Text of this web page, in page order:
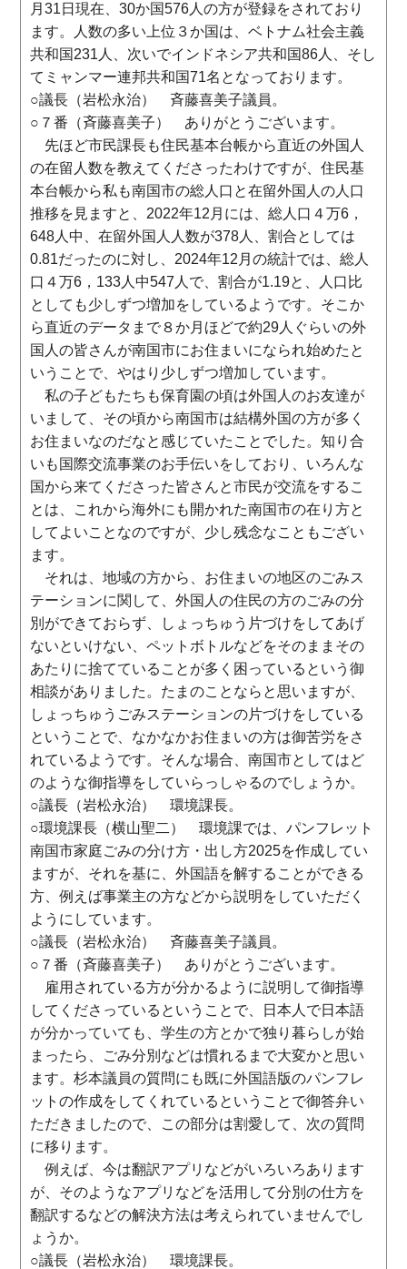
月31日現在、30か国576人の方が登録をされており
ます。人数の多い上位３か国は、ベトナム社会主義
共和国231人、次いでインドネシア共和国86人、そし
てミャンマー連邦共和国71名となっております。
○議長（岩松永治） 斉藤喜美子議員。
○７番（斉藤喜美子） ありがとうございます。
先ほど市民課長も住民基本台帳から直近の外国人
の在留人数を教えてくださったわけですが、住民基
本台帳から私も南国市の総人口と在留外国人の人口
推移を見ますと、2022年12月には、総人口４万6，
648人中、在留外国人人数が378人、割合としては
0.81だったのに対し、2024年12月の統計では、総人
口４万6，133人中547人で、割合が1.19と、人口比
としても少しずつ増加をしているようです。そこか
ら直近のデータまで８か月ほどで約29人ぐらいの外
国人の皆さんが南国市にお住まいになられ始めたと
いうことで、やはり少しずつ増加しています。
私の子どもたちも保育園の頃は外国人のお友達が
いまして、その頃から南国市は結構外国の方が多く
お住まいなのだなと感じていたことでした。知り合
いも国際交流事業のお手伝いをしており、いろんな
国から来てくださった皆さんと市民が交流をするこ
とは、これから海外にも開かれた南国市の在り方と
してよいことなのですが、少し残念なこともござい
ます。
それは、地域の方から、お住まいの地区のごみス
テーションに関して、外国人の住民の方のごみの分
別ができておらず、しょっちゅう片づけをしてあげ
ないといけない、ペットボトルなどをそのままその
あたりに捨てていることが多く困っているという御
相談がありました。たまのことならと思いますが、
しょっちゅうごみステーションの片づけをしている
ということで、なかなかお住まいの方は御苦労をさ
れているようです。そんな場合、南国市としてはど
のような御指導をしていらっしゃるのでしょうか。
○議長（岩松永治） 環境課長。
○環境課長（横山聖二） 環境課では、パンフレット
南国市家庭ごみの分け方・出し方2025を作成してい
ますが、それを基に、外国語を解することができる
方、例えば事業主の方などから説明をしていただく
ようにしています。
○議長（岩松永治） 斉藤喜美子議員。
○７番（斉藤喜美子） ありがとうございます。
雇用されている方が分かるように説明して御指導
してくださっているということで、日本人で日本語
が分かっていても、学生の方とかで独り暮らしが始
まったら、ごみ分別などは慣れるまで大変かと思い
ます。杉本議員の質問にも既に外国語版のパンフレ
ットの作成をしてくれているということで御答弁い
ただきましたので、この部分は割愛して、次の質問
に移ります。
例えば、今は翻訳アプリなどがいろいろあります
が、そのようなアプリなどを活用して分別の仕方を
翻訳するなどの解決方法は考えられていませんでし
ょうか。
○議長（岩松永治） 環境課長。